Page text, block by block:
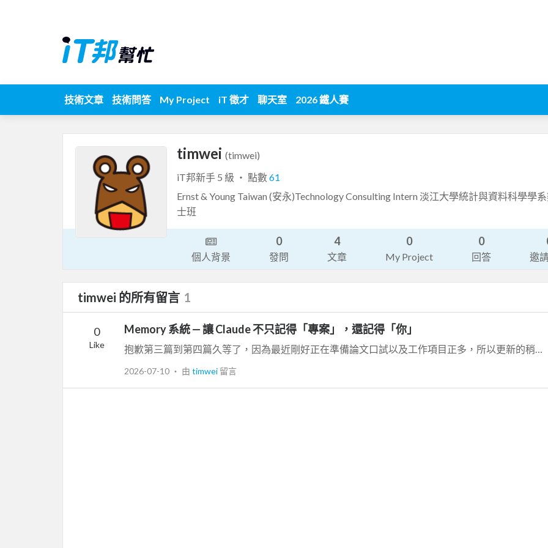
技術文章 技術問答 My Project iT 徵才 聊天室 2026 鐵人賽
timwei (timwei)
iT邦新手 5 級 ‧ 點數61
Ernst & Young Taiwan (安永)Technology Consulting Intern 淡江大學統計與資料科學學
士班
個人背景
0
發問
4
文章
0
My Project
0
回答 邀
timwei 的所有留言 1
0
Like
Memory 系統 — 讓 Claude 不只記得「專案」，還記得「你」
2026-07-10 ‧ 由 timwei 留言